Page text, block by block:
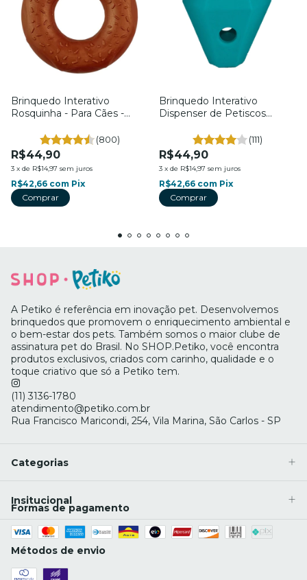
Brinquedo Interativo
Rosquinha - Para Cães -
(800)
R$44,90
3 x de R$14,97 sem juros
R$42,66 com Pix
Brinquedo Interativo
Dispenser de Petiscos
Cães - Tam. M. - Petiko
(111)
R$44,90
3 x de R$14,97 sem juros
R$42,66 com Pix
A Petiko é referência em inovação pet. Desenvolvemos
brinquedos que promovem o enriquecimento ambiental e
o bem-estar dos pets. Também somos o maior clube de
assinatura pet do Brasil. No SHOP.Petiko, você encontra
produtos exclusivos, criados com carinho, qualidade e o
toque criativo que só a Petiko tem.
(11) 3136-1780
atendimento@petiko.com.br
Rua Francisco Maricondi, 254, Vila Marina, São Carlos - SP
Categorias
Insitucional
Formas de pagamento
Métodos de envio